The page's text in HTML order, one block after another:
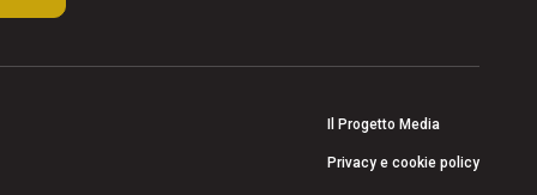
Il Progetto Media
Privacy e cookie policy